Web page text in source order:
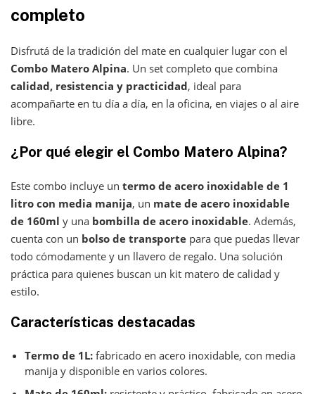
completo
Disfrutá de la tradición del mate en cualquier lugar con el
Combo Matero Alpina. Un set completo que combina
calidad, resistencia y practicidad, ideal para
acompañarte en tu día a día, en la oficina, en viajes o al aire
libre.
¿Por qué elegir el Combo Matero Alpina?
Este combo incluye un termo de acero inoxidable de 1
litro con media manija, un mate de acero inoxidable
de 160ml y una bombilla de acero inoxidable. Además,
cuenta con un bolso de transporte para que puedas llevar
todo cómodamente y un llavero de regalo. Una solución
práctica para quienes buscan un kit matero de calidad y
estilo.
Características destacadas
Termo de 1L: fabricado en acero inoxidable, con media
manija y disponible en varios colores.